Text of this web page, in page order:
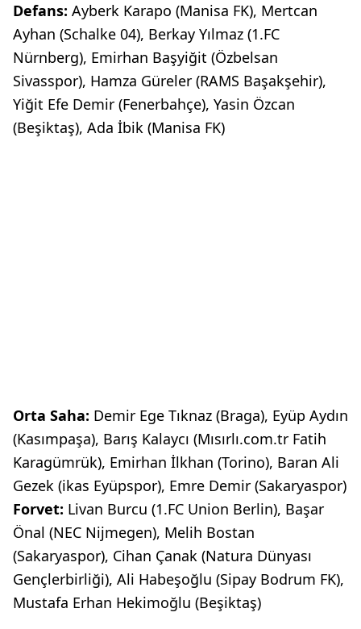
Defans: Ayberk Karapo (Manisa FK), Mertcan
Ayhan (Schalke 04), Berkay Yılmaz (1.FC
Nürnberg), Emirhan Başyiğit (Özbelsan
Sivasspor), Hamza Güreler (RAMS Başakşehir),
Yiğit Efe Demir (Fenerbahçe), Yasin Özcan
(Beşiktaş), Ada İbik (Manisa FK)
Orta Saha: Demir Ege Tıknaz (Braga), Eyüp Aydın
(Kasımpaşa), Barış Kalaycı (Mısırlı.com.tr Fatih
Karagümrük), Emirhan İlkhan (Torino), Baran Ali
Gezek (ikas Eyüpspor), Emre Demir (Sakaryaspor)
Forvet: Livan Burcu (1.FC Union Berlin), Başar
Önal (NEC Nijmegen), Melih Bostan
(Sakaryaspor), Cihan Çanak (Natura Dünyası
Gençlerbirliği), Ali Habeşoğlu (Sipay Bodrum FK),
Mustafa Erhan Hekimoğlu (Beşiktaş)